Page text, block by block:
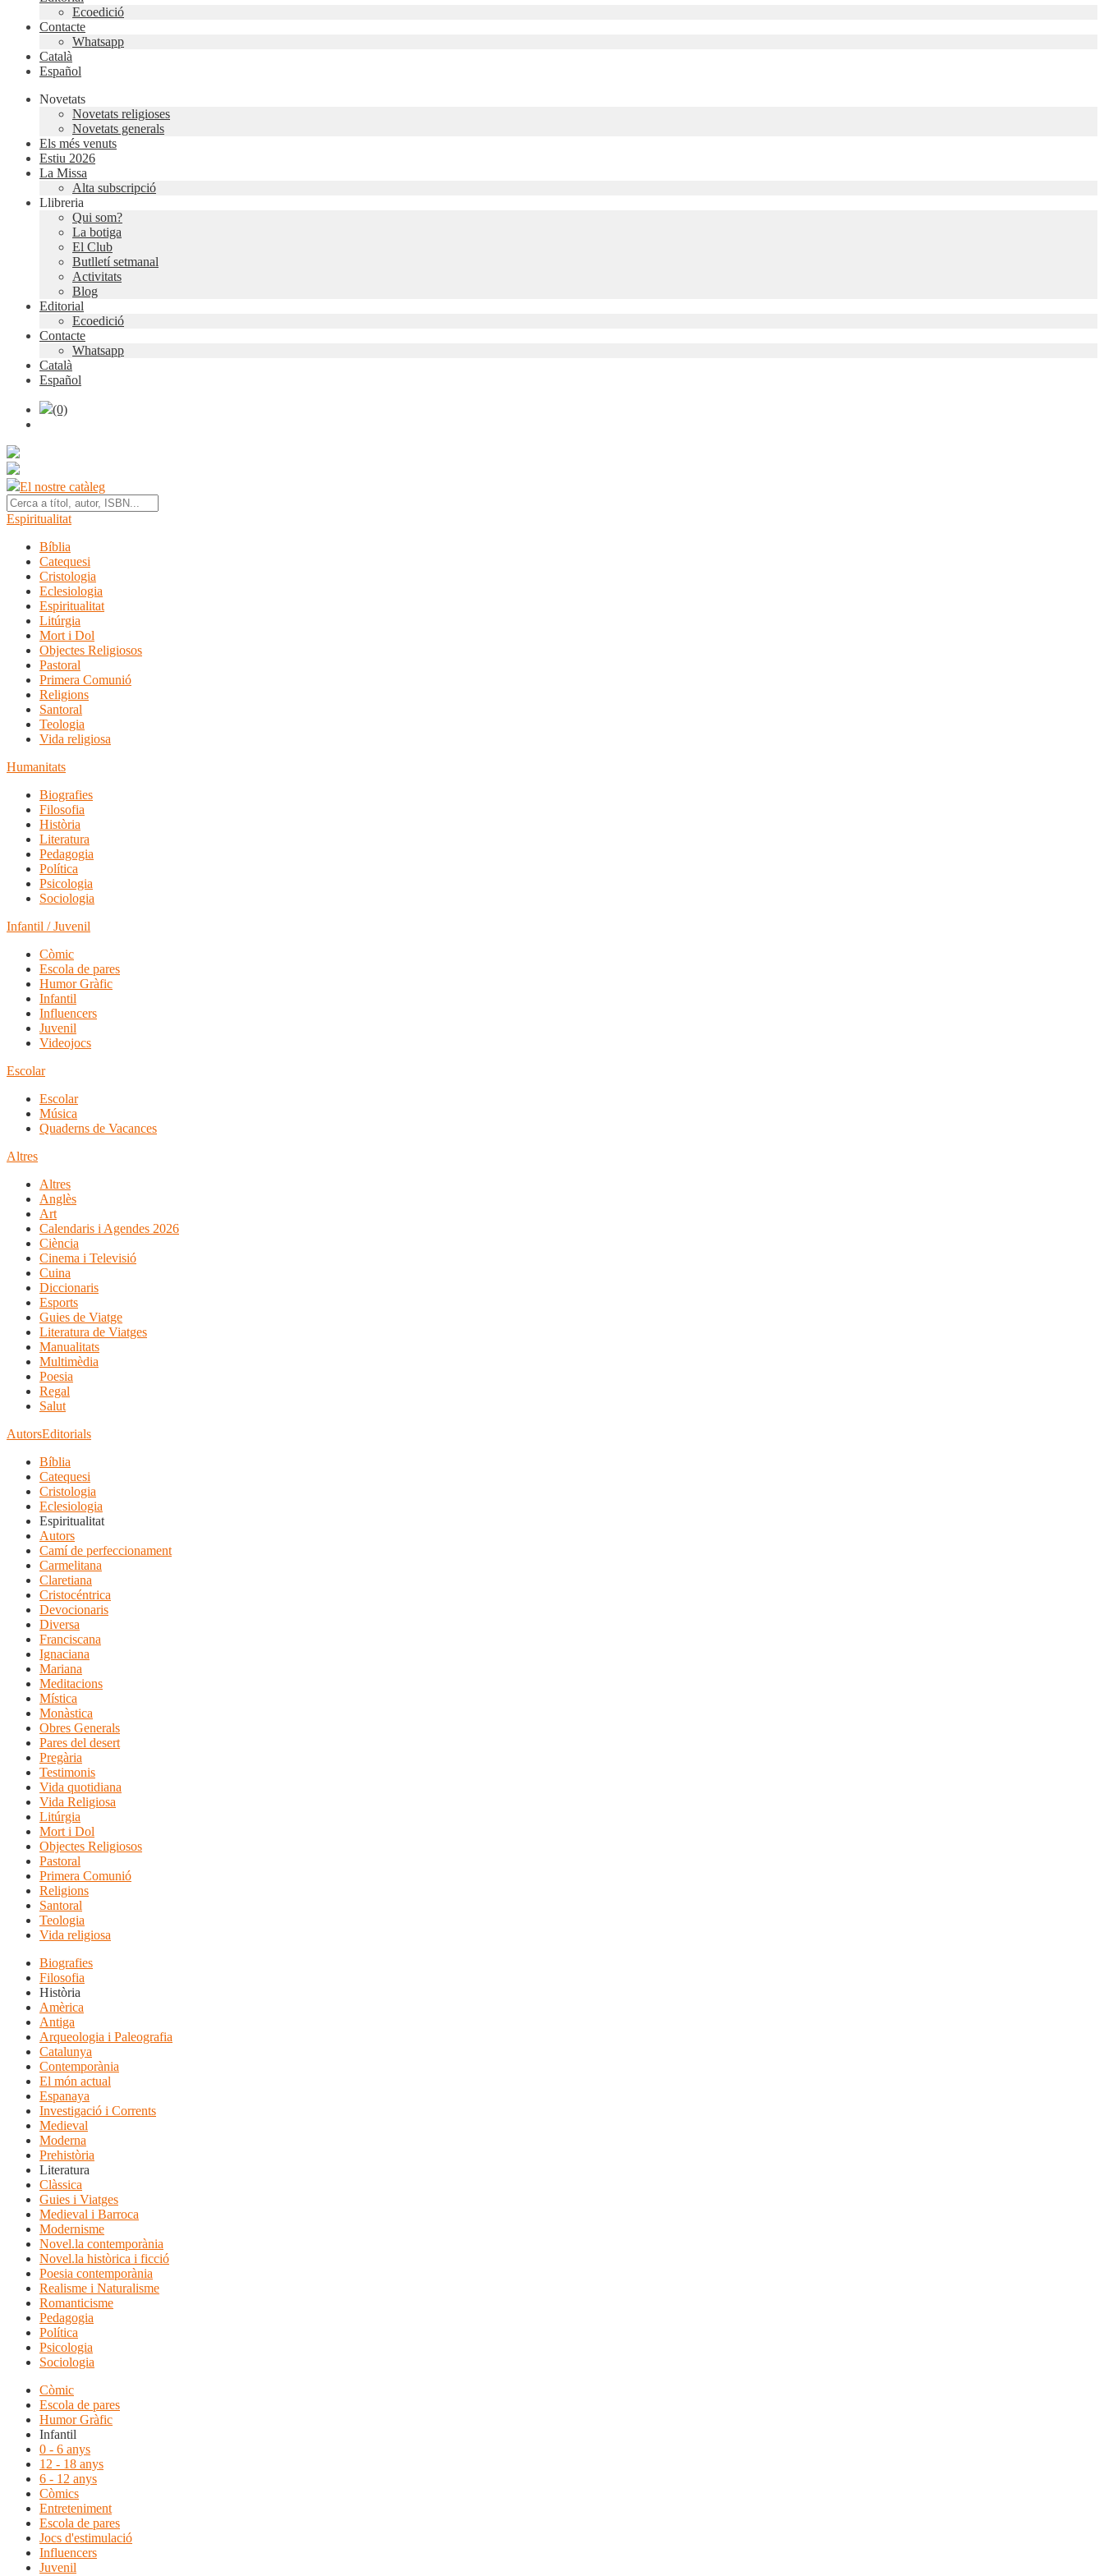
Ecoedició
Contacte
Whatsapp
Català
Español
Novetats
Novetats religioses
Novetats generals
Els més venuts
Estiu 2026
La Missa
Alta subscripció
Llibreria
Qui som?
La botiga
El Club
Butlletí setmanal
Activitats
Blog
Editorial
Ecoedició
Contacte
Whatsapp
Català
Español
(0)
El nostre catàleg
Espiritualitat
Bíblia
Catequesi
Cristologia
Eclesiologia
Espiritualitat
Litúrgia
Mort i Dol
Objectes Religiosos
Pastoral
Primera Comunió
Religions
Santoral
Teologia
Vida religiosa
Humanitats
Biografies
Filosofia
Història
Literatura
Pedagogia
Política
Psicologia
Sociologia
Infantil / Juvenil
Còmic
Escola de pares
Humor Gràfic
Infantil
Influencers
Juvenil
Videojocs
Escolar
Escolar
Música
Quaderns de Vacances
Altres
Altres
Anglès
Art
Calendaris i Agendes 2026
Ciència
Cinema i Televisió
Cuina
Diccionaris
Esports
Guies de Viatge
Literatura de Viatges
Manualitats
Multimèdia
Poesia
Regal
Salut
AutorsEditorials
Bíblia
Catequesi
Cristologia
Eclesiologia
Espiritualitat
Autors
Camí de perfeccionament
Carmelitana
Claretiana
Cristocéntrica
Devocionaris
Diversa
Franciscana
Ignaciana
Mariana
Meditacions
Mística
Monàstica
Obres Generals
Pares del desert
Pregària
Testimonis
Vida quotidiana
Vida Religiosa
Litúrgia
Mort i Dol
Objectes Religiosos
Pastoral
Primera Comunió
Religions
Santoral
Teologia
Vida religiosa
Biografies
Filosofia
Història
Amèrica
Antiga
Arqueologia i Paleografia
Catalunya
Contemporània
El món actual
Espanaya
Investigació i Corrents
Medieval
Moderna
Prehistòria
Literatura
Clàssica
Guies i Viatges
Medieval i Barroca
Modernisme
Novel.la contemporània
Novel.la històrica i ficció
Poesia contemporània
Realisme i Naturalisme
Romanticisme
Pedagogia
Política
Psicologia
Sociologia
Còmic
Escola de pares
Humor Gràfic
Infantil
0 - 6 anys
12 - 18 anys
6 - 12 anys
Còmics
Entreteniment
Escola de pares
Jocs d'estimulació
Influencers
Juvenil